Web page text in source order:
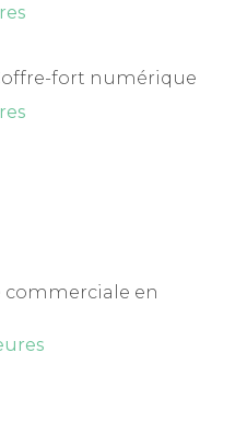
fort numérique
commerciale en